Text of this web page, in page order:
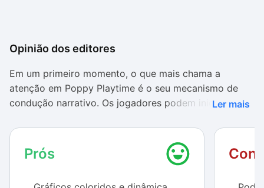
Opinião dos editores
Em um primeiro momento, o que mais chama a
atenção em Poppy Playtime é o seu mecanismo de
condução narrativo. Os jogadores podem iniciar sua
cenário obscuro e repleto de incertezas, contando
com desafios cada vez mais assustadores.
Ler mais
Prós